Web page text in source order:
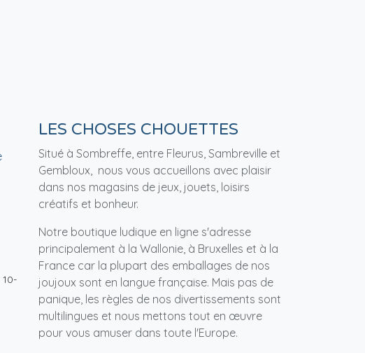
LES CHOSES CHOUETTES
Situé à Sombreffe, entre Fleurus, Sambreville et
Gembloux, nous vous accueillons avec plaisir
dans nos magasins de jeux, jouets, loisirs
créatifs et bonheur.
Notre boutique ludique en ligne s'adresse
principalement à la Wallonie, à Bruxelles et à la
France car la plupart des emballages de nos
joujoux sont en langue française. Mais pas de
panique, les règles de nos divertissements sont
multilingues et nous mettons tout en œuvre
pour vous amuser dans toute l'Europe.